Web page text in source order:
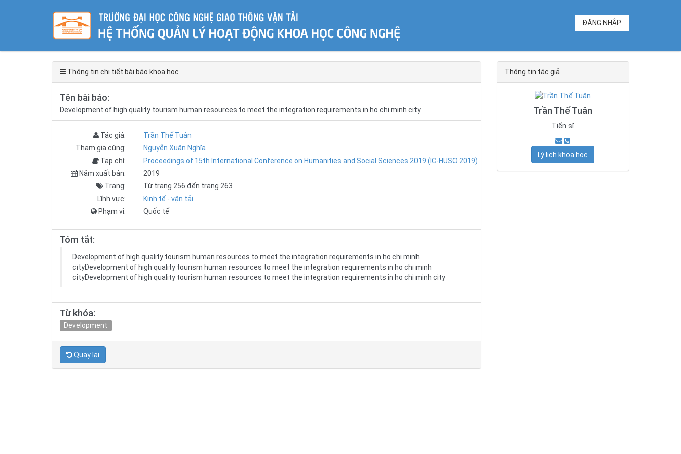
ĐĂNG NHẬP
Thông tin chi tiết bài báo khoa học
Tên bài báo:
Development of high quality tourism human resources to meet the integration requirements in ho chi minh city
Tác giả:
Trần Thế Tuân
Tham gia cùng:
Nguyễn Xuân Nghĩa
Tạp chí:
Proceedings of 15th International Conference on Humanities and Social Sciences 2019 (IC-HUSO 2019)
Năm xuất bản:
2019
Trang:
Từ trang 256 đến trang 263
Lĩnh vực:
Kinh tế - vận tải
Phạm vi:
Quốc tế
Tóm tắt:
Development of high quality tourism human resources to meet the integration requirements in ho chi minh
cityDevelopment of high quality tourism human resources to meet the integration requirements in ho chi minh
cityDevelopment of high quality tourism human resources to meet the integration requirements in ho chi minh city
Từ khóa:
Development
Quay lại
Thông tin tác giả
Trần Thế Tuân
Tiến sĩ
Lý lịch khoa học